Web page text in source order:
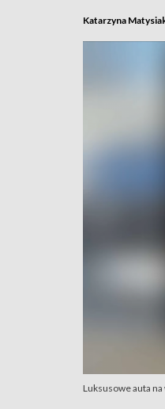
Katarzyna
Luksusowe auta